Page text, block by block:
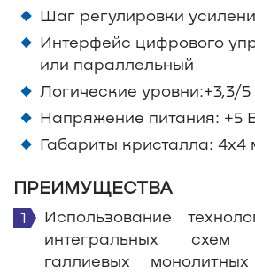
Шаг регулировки
Интерфейс цифрового
или параллельный
Логические уровни:+3,3/5
Напряжение питания: +5
Габариты кристалла: 4х4
ПРЕИМУЩЕСТВА
Использование
интегральных
галлиевых